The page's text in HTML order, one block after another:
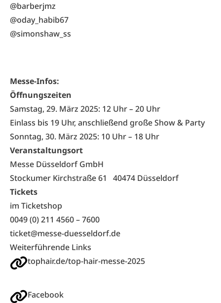
@barberjmz
@oday_habib67
@simonshaw_ss
Messe-Infos:
Öffnungszeiten
Samstag, 29. März 2025: 12 Uhr– 20 Uhr
Einlass bis 19 Uhr, anschließend große Show & Party
Sonntag, 30. März 2025: 10 Uhr– 18 Uhr
Veranstaltungsort
Messe Düsseldorf GmbH
Stockumer Kirchstraße 61 40474 Düsseldorf
Tickets
im Ticketshop
0049 (0) 211 4560 – 7600
ticket@messe-duesseldorf.de
Weiterführende Links
tophair.de/top-hair-messe-2025
Facebook